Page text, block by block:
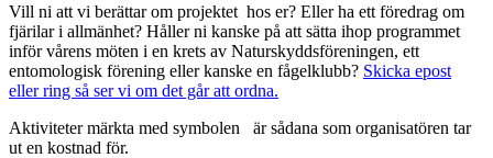
Vill ni att vi berättar om projektet hos er? Eller ha ett föredrag om
fjärilar i allmänhet? Håller ni kanske på att sätta ihop programmet
inför vårens möten i en krets av Naturskyddsföreningen, ett
entomologisk förening eller kanske en fågelklubb? Skicka epost
eller ring så ser vi om det går att ordna.
Aktiviteter märkta med symbolen
är sådana som organisatören tar
ut en kostnad för.